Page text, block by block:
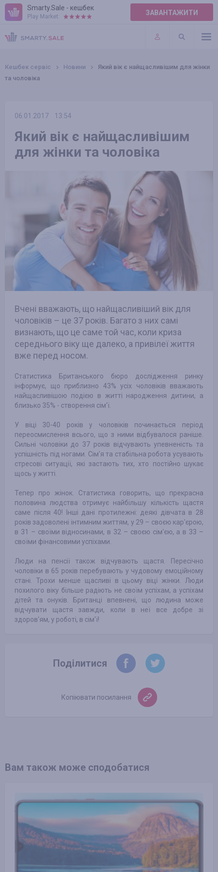
Smarty.Sale - кешбек
Play Market: ЗАВАНТАЖИТИ
ПРАВИЛА
ПЛАГІНИ
Кешбек сервіс Новини
Який вік є найщасливішим для жінки
та чоловіка
06.01.2017 13:54
Який вік є найщасливішим
для жінки та чоловіка
Вчені вважають, що найщасливіший вік для
чоловіків – це 37 років. Багато з них самі
визнають, що це саме той час, коли криза
середнього віку ще далеко, а привілеї життя
вже перед носом.
Статистика Британського бюро дослідження ринку
інформує, що приблизно 43% усіх чоловіків вважають
найщасливішою подією в житті народження дитини, а
близько 35% - створення сім'ї.
У віці 30-40 років у чоловіків починається період
переосмислення всього, що з ними відбувалося раніше.
Сильні чоловіки до 37 років відчувають упевненість та
успішність під ногами. Сім'я та стабільна робота усувають
стресові ситуації, які застають тих, хто постійно шукає
щось у житті.
Тепер про жінок. Статистика говорить, що прекрасна
половина людства отримує найбільшу кількість щастя
саме після 40! Інші дані протилежні: деякі дівчата в 28
років задоволені інтимним життям, у 29 – своєю кар'єрою,
в 31 – своїми відносинами, в 32 – своєю сім'єю, а в 33 –
своїми фінансовими успіхами.
Люди на пенсії також відчувають щастя. Пересічно
чоловіки в 65 років перебувають у чудовому емоційному
стані. Трохи менше щасливі в цьому віці жінки. Люди
похилого віку більше радіють не своїм успіхам, а успіхам
дітей та онуків. Британці впевнені, що людина може
відчувати щастя завжди, коли в неї все добре зі
здоров'ям, у роботі, в сім'ї!
Поділитися
Копіювати посилання
Вам також може сподобатися